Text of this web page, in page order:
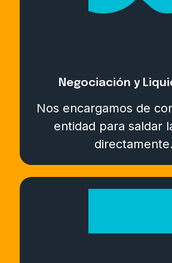
Negociación y
Nos encargamos de
entidad para saldar
directamente.